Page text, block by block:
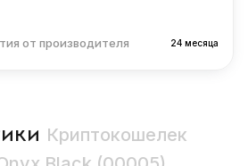
от производителя 24 месяца
Криптокошелек